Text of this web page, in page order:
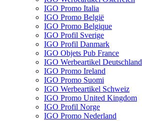
IGO Promo Italia
IGO Promo België
IGO Promo Belgique
IGO Profil Sverige
IGO Profil Danmark
IGO Objets Pub France
IGO Werbeartikel Deutschland
IGO Promo Ireland
IGO Promo Suomi
IGO Werbeartikel Schweiz
IGO Promo United Kingdom
IGO Profil Norge
IGO Promo Nederland